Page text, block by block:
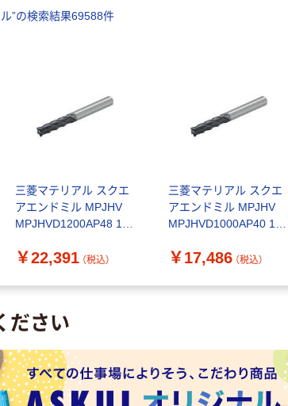
”の検索結果69588件
三菱マテリアル スクエ
アエンドミル MPJHV
MPJHVD1200AP48 1個
￥22,391 （税込）
三菱マテリアル スクエ
アエンドミル MPJHV
MPJHVD1000AP40 1個
￥17,486 （税込）
ださい